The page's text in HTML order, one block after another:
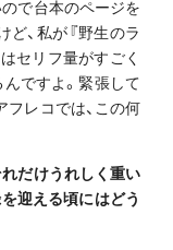
で台本のページを
、私が『野生のラ
セリフ量がすごく
ですよ。緊張して
レコでは、この何
だけうれしく重い
迎える頃にはどう